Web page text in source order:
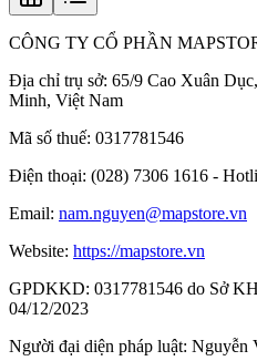
CÔNG TY CỔ PHẦN
Địa chỉ trụ sở: 65/9 Cao Xuân
Minh, Việt Nam
Mã số thuế: 0317781546
Điện thoại: (028) 7306 1616 -
Email: nam.nguyen@mapstore.vn
Website: https://mapstore.vn
GPDKKD: 0317781546 do Sở
04/12/2023
Người đại diện pháp luật: Nguyễn